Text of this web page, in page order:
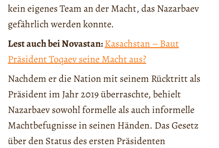
kein eigenes Team an der Macht, das Nazarbaev
gefährlich werden konnte.
Lest auch bei Novastan:Kasachstan – Baut
Präsident Toqaev seine Macht aus?
Nachdem er die Nation mit seinem Rücktritt als
Präsident im Jahr 2019 überraschte, behielt
Nazarbaev sowohl formelle als auch informelle
Machtbefugnisse in seinen Händen. Das Gesetz
über den Status des ersten Präsidenten